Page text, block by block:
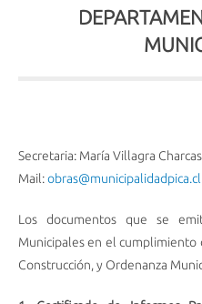
Secretaria: María Villagra
Mail:obras@municipalidadpica.cl
Los documentos que se
Municipales en el cumplimiento
Construcción, y Ordenanza